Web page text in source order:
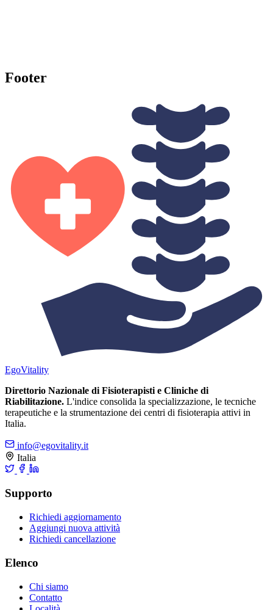
Footer
EgoVitality
Direttorio Nazionale di Fisioterapisti e Cliniche di
Riabilitazione. L'indice consolida la specializzazione, le tecniche
terapeutiche e la strumentazione dei centri di fisioterapia attivi in
Italia.
info@egovitality.it
Italia
Supporto
Richiedi aggiornamento
Aggiungi nuova attività
Richiedi cancellazione
Elenco
Chi siamo
Contatto